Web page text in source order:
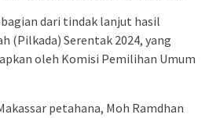
dari tindak lanjut hasil
(Pilkada) Serentak 2024, yang
oleh Komisi Pemilihan Umum
petahana, Moh Ramdhan